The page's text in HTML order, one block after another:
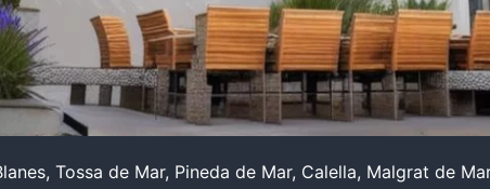
Tossa de Mar, Pineda de Mar, Calella, Malgrat de